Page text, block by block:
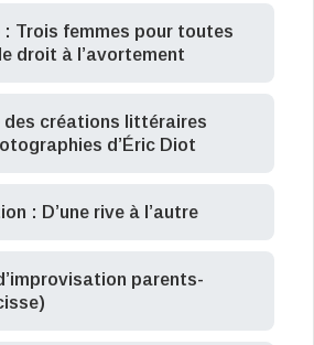
: Trois femmes pour toutes
droit à l’avortement
des créations littéraires
d’Éric Diot
: D’une rive à l’autre
parents-